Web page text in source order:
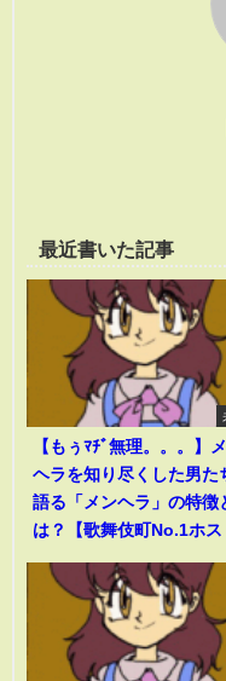
最近書いた記事
【もぅﾏﾁﾞ無理。。。】
ヘラを知り尽くした男た
語る「メンヘラ」の特徴
は？【歌舞伎町No.1ホス